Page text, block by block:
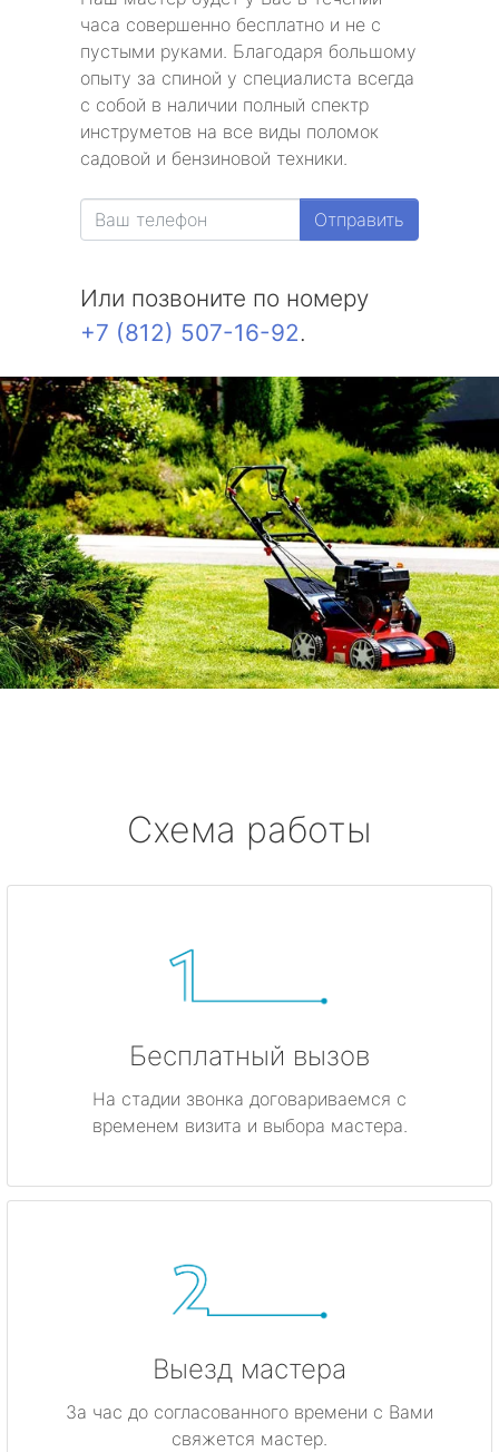
часа совершенно бесплатно и не с
пустыми руками. Благодаря большому
опыту за спиной у специалиста всегда
с собой в наличии полный спектр
инструметов на все виды поломок
садовой и бензиновой техники.
Отправить
Или позвоните по номеру
+7 (812) 507-16-92.
Схема работы
Бесплатный вызов
На стадии звонка договариваемся с
временем визита и выбора мастера.
Выезд мастера
За час до согласованного времени с Вами
свяжется мастер.